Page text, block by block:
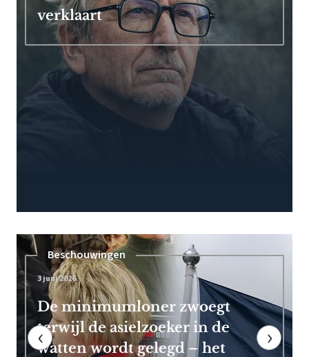
verklaart
Pensioen
7 mei 2026
Frans Timmermans kan vroeg
met pensioen dankzij royale
EU-uitkering
‹ ›